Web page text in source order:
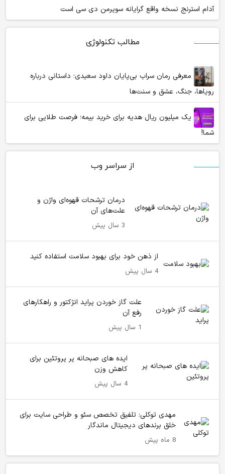
مطالب تکنولوژی
معرفی رمان سراب بی‌پایان داود سعیدی؛ داستانی درباره
رویاها، جنگ، عشق و سنت‌ها
یک میلیون ریال هدیه برای خرید بیمه؛ فرصت طلایی برای
شما!
از سراسر وب
درمان ترشحات قهوه‌ای واژن و
علت‌های آن
3 سال پیش
از ذهن خود برای بهبود سلامت استفاده کنید
4 سال پیش
علت گاز خوردن پراید انژکتور و راهکارهای
رفع آن
1 سال پیش
ایده های صبحانه پر پروتئین برای
کاهش وزن
4 سال پیش
مهدی توکلی: تلفیق تخصص سئو و طراحی سایت برای
خلق برندهای دیجیتال ماندگار
8 ماه پیش
آدام استرنج نسخه واقع گرایانه سوپرمن دی سی است